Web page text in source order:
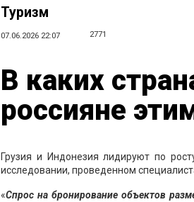
Туризм
07.06.2026 22:07 2771
В каких
россияне
Грузия и Индонезия лидируют по
исследовании, проведенном
«Спрос на бронирование объектов